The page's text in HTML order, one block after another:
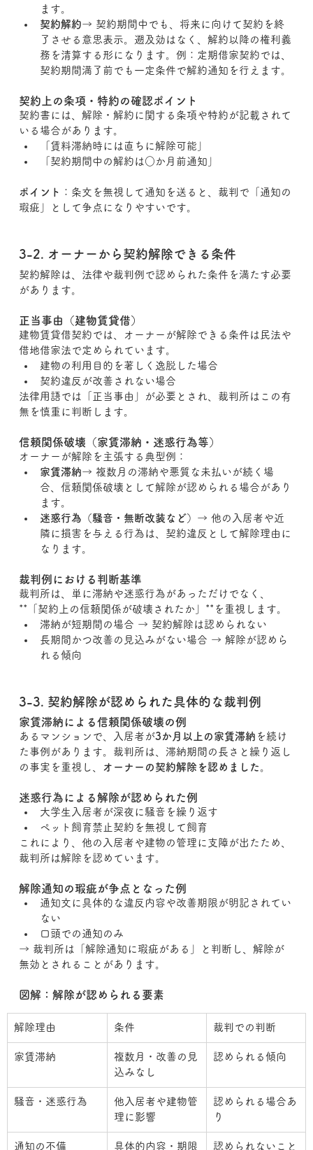
ます。
契約解約→ 契約期間中でも、将来に向けて契約を終
了させる意思表示。遡及効はなく、解約以降の権利義
務を清算する形になります。例：定期借家契約では、
契約期間満了前でも一定条件で解約通知を行えます。
契約上の条項・特約の確認ポイント
契約書には、解除・解約に関する条項や特約が記載されて
いる場合があります。
「賃料滞納時には直ちに解除可能」
「契約期間中の解約は○か月前通知」
ポイント ：条文を無視して通知を送ると、裁判で「通知の
瑕疵」として争点になりやすいです。
3-2. オーナーから契約解除できる条件
契約解除は、法律や裁判例で認められた条件を満たす必要
があります。
正当事由（建物賃貸借）
建物賃貸借契約では、オーナーが解除できる条件は民法や
借地借家法で定められています。
建物の利用目的を著しく逸脱した場合
契約違反が改善されない場合
法律用語では「正当事由」が必要とされ、裁判所はこの有
無を慎重に判断します。
信頼関係破壊（家賃滞納・迷惑行為等）
オーナーが解除を主張する典型例：
家賃滞納→ 複数月の滞納や悪質な未払いが続く場
合、信頼関係破壊として解除が認められる場合があり
ます。
迷惑行為（騒音・無断改装など） → 他の入居者や近
隣に損害を与える行為は、契約違反として解除理由に
なります。
裁判例における判断基準
裁判所は、単に滞納や迷惑行為があっただけでなく、
**「契約上の信頼関係が破壊されたか」**を重視します。
滞納が短期間の場合 → 契約解除は認められない
長期間かつ改善の見込みがない場合 → 解除が認めら
れる傾向
3-3. 契約解除が認められた具体的な裁判例
家賃滞納による信頼関係破壊の例
あるマンションで、入居者が3か月以上の家賃滞納 を続け
た事例があります。裁判所は、滞納期間の長さと繰り返し
の事実を重視し、 オーナーの契約解除を認めました 。
迷惑行為による解除が認められた例
大学生入居者が深夜に騒音を繰り返す
ペット飼育禁止契約を無視して飼育
これにより、他の入居者や建物の管理に支障が出たため、
裁判所は解除を認めています。
解除通知の瑕疵が争点となった例
通知文に具体的な違反内容や改善期限が明記されてい
ない
口頭での通知のみ
→ 裁判所は「解除通知に瑕疵がある」と判断し、解除が
無効とされることがあります。
図解：解除が認められる要素
解除理由 条件 裁判での判断
家賃滞納
複数月・改善の見
込みなし
認められる傾向
騒音・迷惑行為
他入居者や建物管
理に影響
認められる場合あ
り
通知の不備
具体的内容・期限
認められないこと